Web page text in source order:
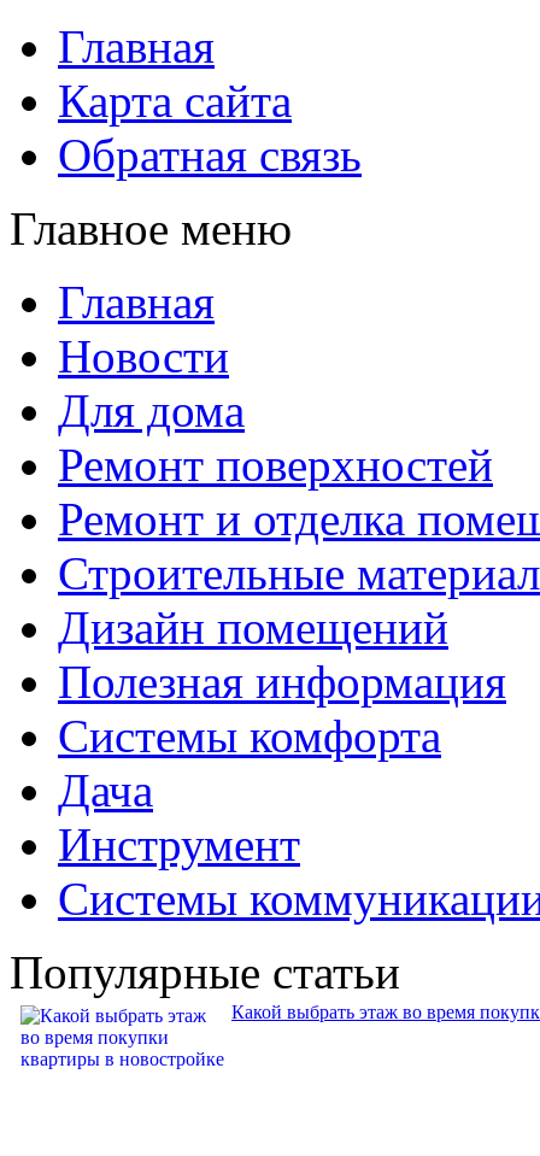
Главная
Карта сайта
Обратная связь
Главное меню
Главная
Новости
Для дома
Ремонт поверхностей
Ремонт и отделка
Строительные
Дизайн помещений
Полезная информация
Системы комфорта
Дача
Инструмент
Системы
Популярные статьи
Какой выбрать этаж во время